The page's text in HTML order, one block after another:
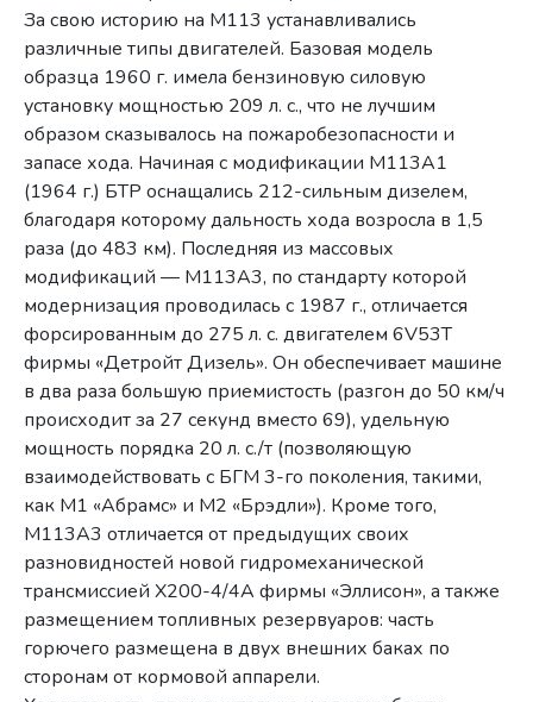
За свою историю на М113 устанавливались
различные типы двигателей. Базовая модель
образца 1960 г. имела бензиновую силовую
установку мощностью 209 л. с., что не лучшим
образом сказывалось на пожаробезопасности и
запасе хода. Начиная с модификации М113А1
(1964 г.) БТР оснащались 212-сильным дизелем,
благодаря которому дальность хода возросла в 1,5
раза (до 483 км). Последняя из массовых
модификаций — М113А3, по стандарту которой
модернизация проводилась с 1987 г., отличается
форсированным до 275 л. с. двигателем 6V53T
фирмы «Детройт Дизель». Он обеспечивает машине
в два раза большую приемистость (разгон до 50 км/ч
происходит за 27 секунд вместо 69), удельную
мощность порядка 20 л. с./т (позволяющую
взаимодействовать с БГМ 3-го поколения, такими,
как М1 «Абрамс» и М2 «Брэдли»). Кроме того,
М113А3 отличается от предыдущих своих
разновидностей новой гидромеханической
трансмиссией X200-4/4A фирмы «Эллисон», а также
размещением топливных резервуаров: часть
горючего размещена в двух внешних баках по
сторонам от кормовой аппарели.